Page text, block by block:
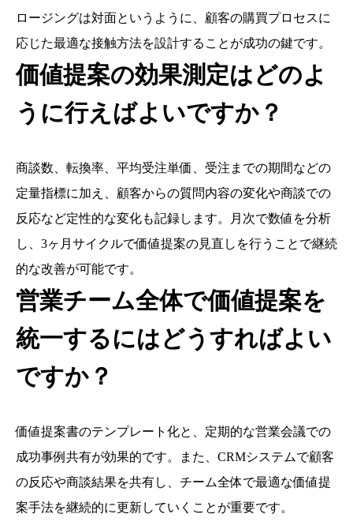
ロージングは対面というように、顧客の購買プロセスに
応じた最適な接触方法を設計することが成功の鍵です。
価値提案の効果測定はどのよ
うに行えばよいですか？
商談数、転換率、平均受注単価、受注までの期間などの
定量指標に加え、顧客からの質問内容の変化や商談での
反応など定性的な変化も記録します。月次で数値を分析
し、3ヶ月サイクルで価値提案の見直しを行うことで継続
的な改善が可能です。
営業チーム全体で価値提案を
統一するにはどうすればよい
ですか？
価値提案書のテンプレート化と、定期的な営業会議での
成功事例共有が効果的です。また、CRMシステムで顧客
の反応や商談結果を共有し、チーム全体で最適な価値提
案手法を継続的に更新していくことが重要です。